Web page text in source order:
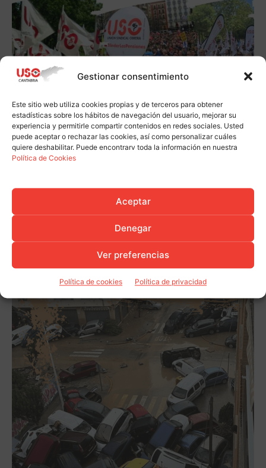
Gestionar consentimiento
Este sitio web utiliza cookies propias y de terceros para obtener
estadísticas sobre los hábitos de navegación del usuario, mejorar su
experiencia y permitirle compartir contenidos en redes sociales. Usted
puede aceptar o rechazar las cookies, así como personalizar cuáles
quiere deshabilitar. Puede encontrarv toda la información en nuestra
Política de Cookies
Aceptar
Denegar
Ver preferencias
Política de cookies Política de privacidad